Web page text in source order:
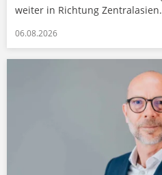
weiter in Richtung Zentralasien.
06.08.2026